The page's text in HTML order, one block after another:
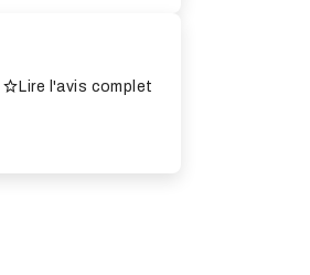
Lire l'avis complet